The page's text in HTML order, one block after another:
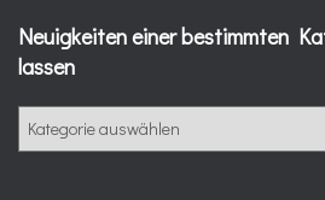
Neuigkeiten einer bestimmten
lassen